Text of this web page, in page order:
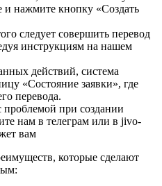
и нажмите кнопку «Создать
следует совершить перевод
инструкциям на нашем
действий, система
«Состояние заявки», где
перевода.
проблемой при создании
нам в телеграм или в jivo-
вам
которые сделают